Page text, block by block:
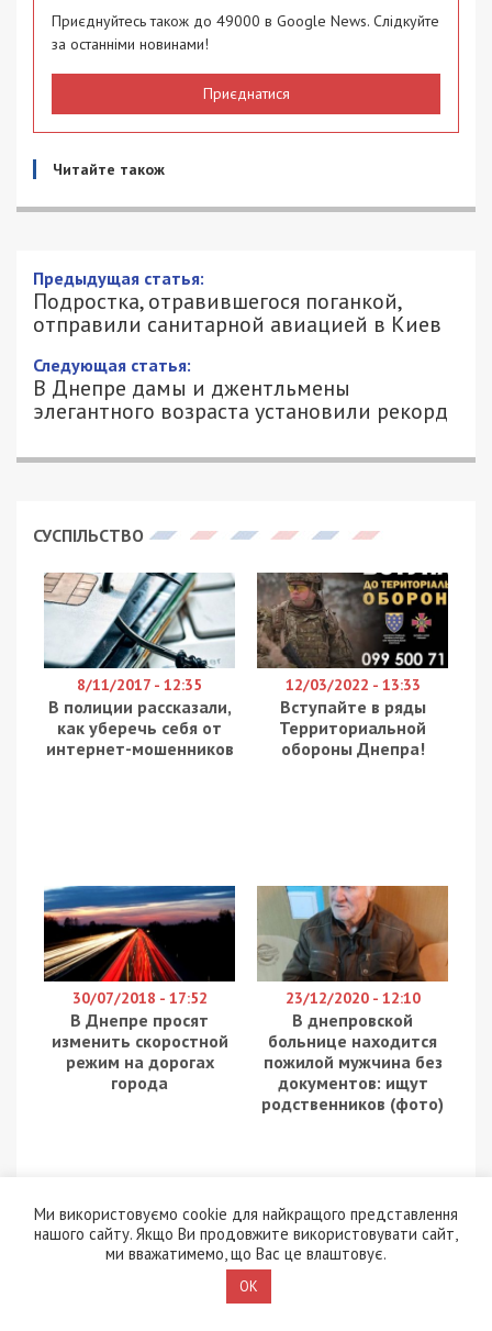
Приєднуйтесь також до 49000 в Google News. Слідкуйте
за останніми новинами!
Приєднатися
Читайте також
Подростка, отравившегося поганкой,
отправили санитарной авиацией в
Киев
17/06/2018 - 9:17
ЮЛИЯ АРХИПОВА - СПЕЦИАЛЬНО ДЛЯ
49000.COM.UA
2333
пострадал 15-летний подросток – его пришлось
вызывали санитарную авиацию. Состояние
мальчика до сих пор тяжелое. Об этом
сообщаетНМ, ссылаясь на врача по гигиене
питания Днепровского городского центра
лабораторных исследований.
Удалось узнать, что парень очень любит грибы и
именно он съел их больше всех. Второй ребенок,
7-летний мальчик, только попробовал блюдо и
токсикологического отделения остался папа 15-
летнего парня. Перевести в соматическое
отделение его пока не могут из-за плохих
показателей печеночных анализов.
Тем временем родители одноклассников 15-
летнего мальчика собирают деньги для
отравившейся семьи.
Ми використовуємо cookie для найкращого представлення
нашого сайту. Якщо Ви продовжите використовувати сайт,
ми вважатимемо, що Вас це влаштовує.
OK